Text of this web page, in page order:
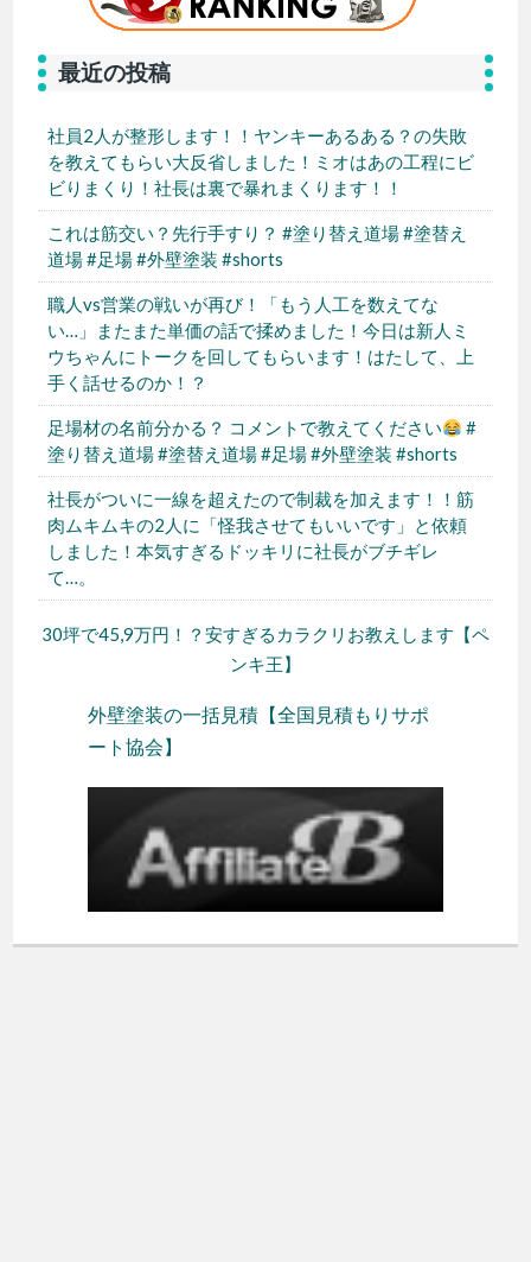
最近の投稿
社員2人が整形します！！ヤンキーあるある？の失敗
を教えてもらい大反省しました！ミオはあの工程にビ
ビりまくり！社長は裏で暴れまくります！！
これは筋交い？先行手すり？ #塗り替え道場 #塗替え
道場 #足場 #外壁塗装 #shorts
職人vs営業の戦いが再び！「もう人工を数えてな
い…」またまた単価の話で揉めました！今日は新人ミ
ウちゃんにトークを回してもらいます！はたして、上
手く話せるのか！？
足場材の名前分かる？ コメントで教えてください
#
塗り替え道場 #塗替え道場 #足場 #外壁塗装 #shorts
社長がついに一線を超えたので制裁を加えます！！筋
肉ムキムキの2人に「怪我させてもいいです」と依頼
しました！本気すぎるドッキリに社長がブチギレ
て…。
30坪で45,9万円！？安すぎるカラクリお教えします【ペ
ンキ王】
外壁塗装の一括見積【全国見積もりサポ
ート協会】